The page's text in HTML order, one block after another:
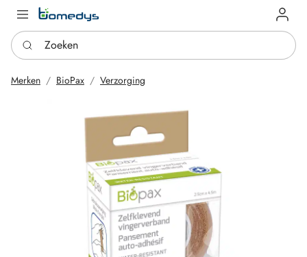
Log in
Zoeken
Merken BioPax Verzorging